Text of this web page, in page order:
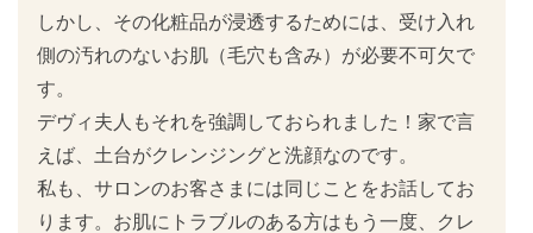
しかし、その化粧品が浸透するためには、受け入れ
側の汚れのないお肌（毛穴も含み）が必要不可欠で
す。
デヴィ夫人もそれを強調しておられました！家で言
えば、土台がクレンジングと洗顔なのです。
私も、サロンのお客さまには同じことをお話してお
ります。お肌にトラブルのある方はもう一度、クレ